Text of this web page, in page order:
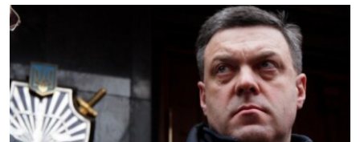
Перейти
до
ПОГЛЯД
ВСЕ ЗА ДЕНЬ
СПЕЦПРОЕКТИ
ДЕПОРТАЦІЯ
ЯК ОБІЙТИ БЛОКУВАННЯ